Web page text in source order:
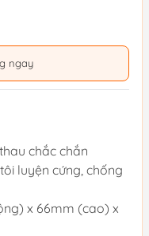
ngay
chắc chắn
luyện cứng, chống
x 66mm (cao) x